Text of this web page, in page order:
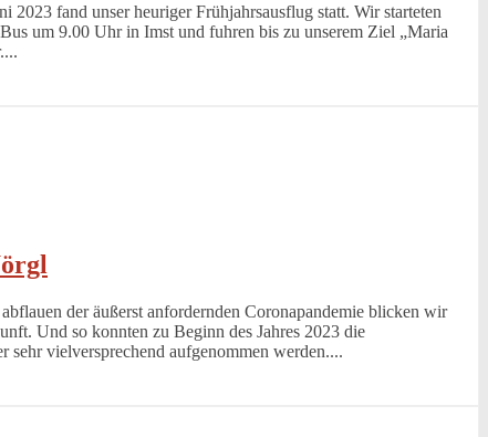
2023 fand unser heuriger Frühjahrsausflug statt. Wir starteten
um 9.00 Uhr in Imst und fuhren bis zu unserem Ziel „Maria
der äußerst anfordernden Coronapandemie blicken wir
Und so konnten zu Beginn des Jahres 2023 die
sehr vielversprechend aufgenommen werden....